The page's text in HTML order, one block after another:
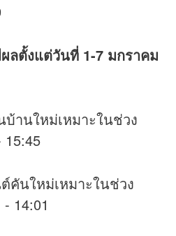
ลตั้งแต่วันที่ 1-7 มกราคม
านใหม่เหมาะในช่วง
คันใหม่เหมาะในช่วง